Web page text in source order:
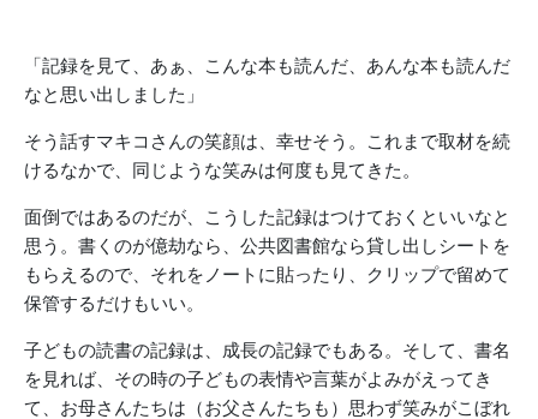
「記録を見て、あぁ、こんな本も読んだ、あんな本も読んだ
なと思い出しました」
そう話すマキコさんの笑顔は、幸せそう。これまで取材を続
けるなかで、同じような笑みは何度も見てきた。
面倒ではあるのだが、こうした記録はつけておくといいなと
思う。書くのが億劫なら、公共図書館なら貸し出しシートを
もらえるので、それをノートに貼ったり、クリップで留めて
保管するだけもいい。
子どもの読書の記録は、成長の記録でもある。そして、書名
を見れば、その時の子どもの表情や言葉がよみがえってき
て、お母さんたちは（お父さんたちも）思わず笑みがこぼれ